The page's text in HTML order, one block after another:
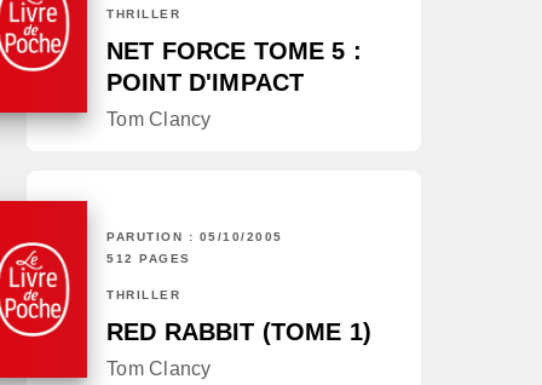
THRILLER
NET FORCE TOME 5 :
POINT D'IMPACT
Tom Clancy
PARUTION : 05/10/2005
512 PAGES
THRILLER
RED RABBIT (TOME 1)
Tom Clancy